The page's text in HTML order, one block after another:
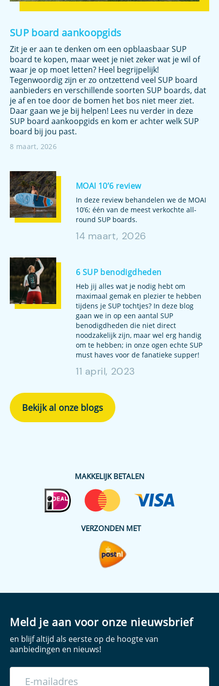
SUP board aankoopgids
Zit je er aan te denken om een opblaasbaar SUP
board te kopen, maar weet je niet zeker wat je wil of
waar je op moet letten? Heel begrijpelijk!
Tegenwoordig zijn er zo ontzettend veel SUP board
aanbieders en verschillende soorten SUP boards, dat
je af en toe door de bomen het bos niet meer ziet.
Daar gaan we je bij helpen! Lees nu verder in deze
SUP board aankoopgids en kom er achter welk SUP
board bij jou past.
8 maart, 2026
MOAI 10’6 review
In deze review behandelen we de MOAI
10’6; één van de meest verkochte all-
round SUP boards.
14 maart, 2026
6 SUP benodigdheden
Heb jij alles wat je nodig hebt om
maximaal gemak en plezier te hebben
tijdens je SUP tochtjes? In deze blog
gaan we in op een aantal SUP
benodigdheden die niet direct
noodzakelijk zijn, maar wel erg handig
om te hebben; in onze ogen echte SUP
must haves voor de fanatieke supper!
11 april, 2023
Bekijk al onze blogs
MAKKELIJK BETALEN
VERZONDEN MET
Meld je aan voor onze nieuwsbrief
en blijf altijd als eerste op de hoogte van
aanbiedingen en nieuws!